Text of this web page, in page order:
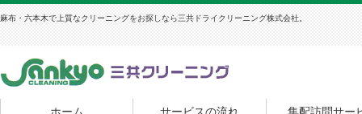
麻布・六本木で上質なクリーニングをお探しなら三共ドライクリーニング株式会社。